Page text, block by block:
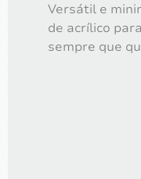
Versátil e
de acrílico
sempre que